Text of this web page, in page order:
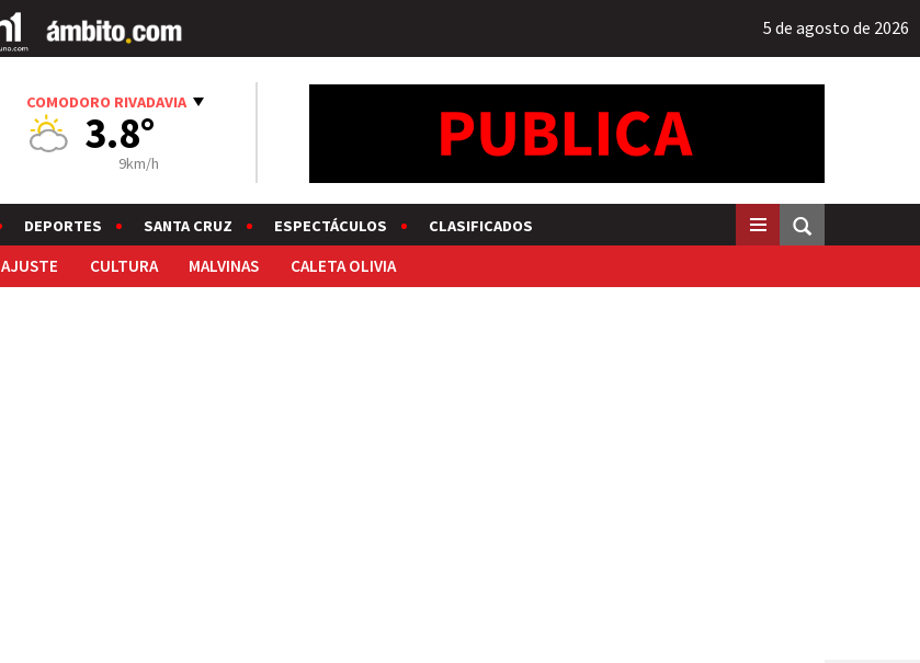
5 de agosto de 2026
COMODORO RIVADAVIA
3.8°
9km/h
DEPORTES SANTA CRUZ ESPECTÁCULOS CLASIFICADOS
AJUSTE CULTURA MALVINAS CALETA OLIVIA